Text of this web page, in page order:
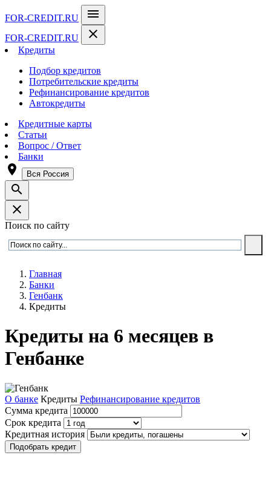
FOR-CREDIT.RU menu
FOR-CREDIT.RU close
Кредиты
Подбор кредитов
Потребительские кредиты
Рефинансирование кредитов
Автокредиты
Кредитные карты
Статьи
Вопрос / Ответ
Банки
room Вся Россия
search
close
Поиск по сайту
Главная
Банки
Генбанк
Кредиты
Кредиты на 6 месяцев в
Генбанке
О банке Кредиты Рефинансирование кредитов
Сумма кредита
Срок кредита
Кредитная история
Подобрать кредит